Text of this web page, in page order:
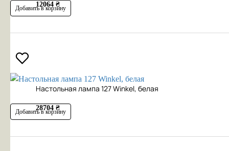
12064 ₴
Добавить в корзину
Настольная лампа 127 Winkel, белая
28704 ₴
Добавить в корзину